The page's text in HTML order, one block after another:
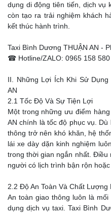
dụng di động tiên tiến, dịch vụ
còn tạo ra trải nghiệm khách
kết thúc hành trình.
Taxi Bình Dương THUẬN AN -
☎ Hotline/ZALO: 0965 158 580
II. Những Lợi Ích Khi Sử Dụng
AN
2.1 Tốc Độ Và Sự Tiện Lợi
Một trong những ưu điểm
AN chính là tốc độ phục vụ.
thông trở nên khó khăn, hệ
lái xe dày dặn kinh nghiệm
trong thời gian ngắn nhất.
người có lịch trình bận rộn
2.2 Độ An Toàn Và Chất Lượng
An toàn giao thông luôn là
dụng dịch vụ taxi. Taxi Bình